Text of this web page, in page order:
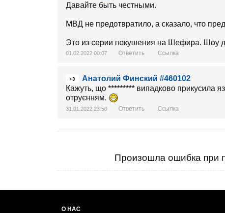
Давайте быть честными.
МВД не предотвратило, а сказало, что
Это из серии покушения на Шефира. Шоу
01.02.2022 00:07 Ответить Ссылка
+3
Анатолий Финский #460102
Кажуть, що ********* випадково прикусила
отруєнням.
31.01.2022 23:50 Ответить Ссылка
Произошла ошибка при
О НАС